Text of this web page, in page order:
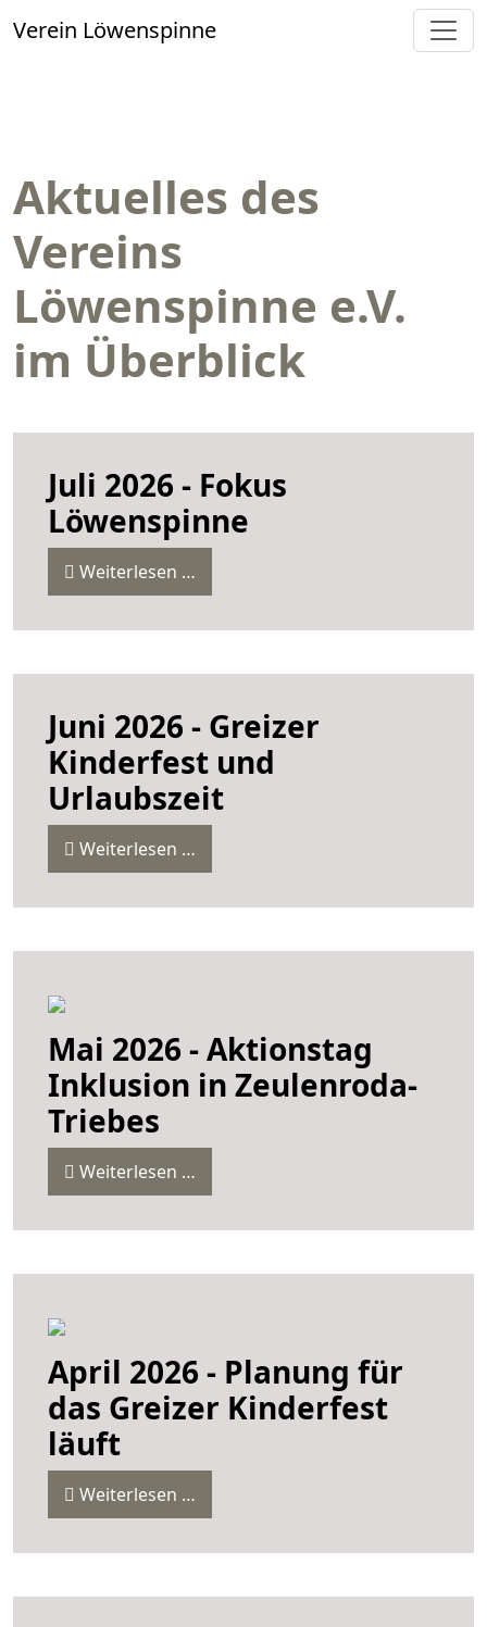
Verein Löwenspinne
Aktuelles des
Vereins
Löwenspinne e.V.
im Überblick
Juli 2026 - Fokus
Löwenspinne
Weiterlesen …
Juni 2026 - Greizer
Kinderfest und
Urlaubszeit
Weiterlesen …
Mai 2026 - Aktionstag
Inklusion in Zeulenroda-
Triebes
Weiterlesen …
April 2026 - Planung für
das Greizer Kinderfest
läuft
Weiterlesen …